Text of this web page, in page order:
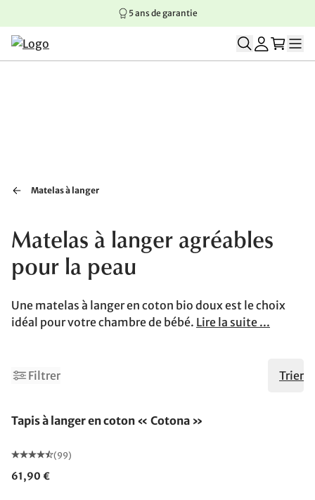
Aller au contenu principal
Aller à la navigation principale
Aller au pied de page
5 ans de garantie
Matelas à langer
Matelas à langer agréables
pour la peau
Une matelas à langer en coton bio doux est le choix
idéal pour votre chambre de bébé. Lire la suite ...
Filtrer Trier
Tapis à langer en coton « Cotona »
(99)
61,90 €